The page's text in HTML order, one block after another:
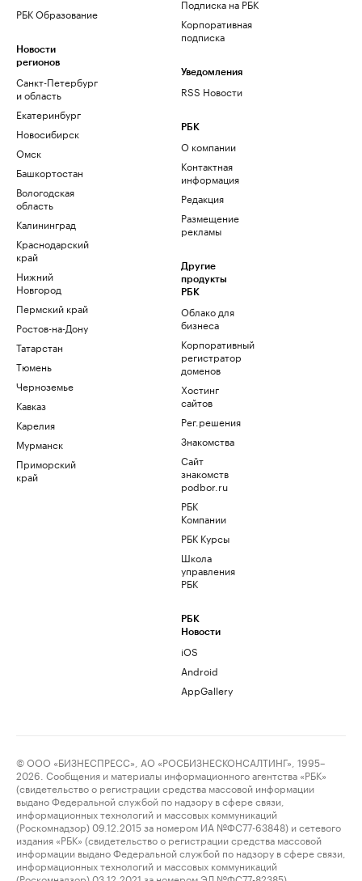
РБК Образование
Новости
регионов
Санкт-Петербург
и область
Екатеринбург
Новосибирск
Омск
Башкортостан
Вологодская
область
Калининград
Краснодарский
край
Нижний
Новгород
Пермский край
Ростов-на-Дону
Татарстан
Тюмень
Черноземье
Кавказ
Карелия
Мурманск
Приморский
край
Подписка на РБК
Корпоративная
подписка
Уведомления
RSS Новости
РБК
О компании
Контактная
информация
Редакция
Размещение
рекламы
Другие
продукты
РБК
Облако для
бизнеса
Корпоративный
регистратор
доменов
Хостинг
сайтов
Рег.решения
Знакомства
Сайт
знакомств
podbor.ru
РБК
Компании
РБК Курсы
Школа
управления
РБК
РБК
Новости
iOS
Android
AppGallery
© ООО «БИЗНЕСПРЕСС», АО «РОСБИЗНЕСКОНСАЛТИНГ», 1995–
2026. Сообщения и материалы информационного агентства «РБК»
(свидетельство о регистрации средства массовой информации
выдано Федеральной службой по надзору в сфере связи,
информационных технологий и массовых коммуникаций
(Роскомнадзор) 09.12.2015 за номером ИА №ФС77-63848) и сетевого
издания «РБК» (свидетельство о регистрации средства массовой
информации выдано Федеральной службой по надзору в сфере связи,
информационных технологий и массовых коммуникаций